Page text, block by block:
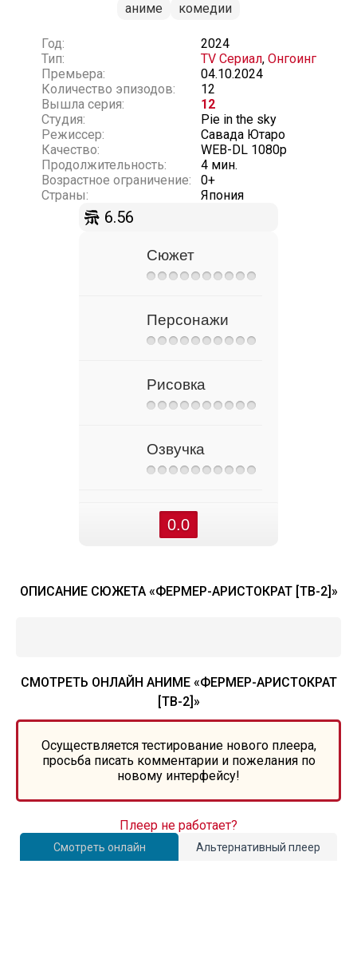
аниме
комедии
Год:
2024
Тип:
TV Сериал, Онгоинг
Премьера:
04.10.2024
Количество эпизодов:
12
Вышла серия:
12
Студия:
Pie in the sky
Режиссер:
Савада Ютаро
Качество:
WEB-DL 1080p
Продолжительность:
4 мин.
Возрастное ограничение:
0+
Страны:
Япония
6.56
Сюжет
Персонажи
Рисовка
Озвучка
0.0
ОПИСАНИЕ СЮЖЕТА «ФЕРМЕР-АРИСТОКРАТ [ТВ-2]»
СМОТРЕТЬ ОНЛАЙН АНИМЕ «ФЕРМЕР-АРИСТОКРАТ
[ТВ-2]»
Осуществляется тестирование нового плеера,
просьба писать комментарии и пожелания по
новому интерфейсу!
Смотреть онлайн Альтернативный плеер
Плеер не работает?